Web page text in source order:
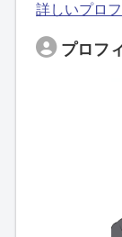
詳しいプロ
プロフ